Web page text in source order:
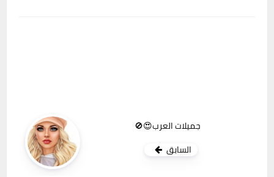
جميلات العرب😍🚫
السابق